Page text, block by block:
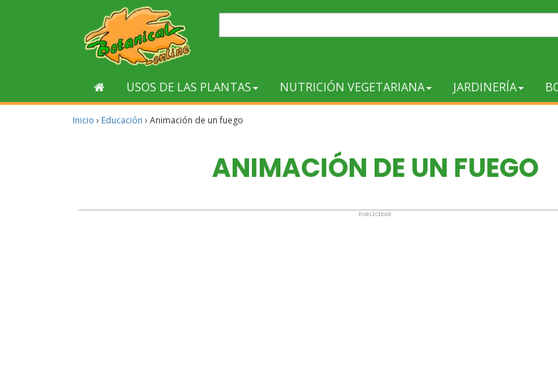
USOS DE LAS PLANTAS NUTRICIÓN VEGETARIANA JARDINERÍA
Inicio › Educación › Animación de un fuego
ANIMACIÓN DE UN FUEGO